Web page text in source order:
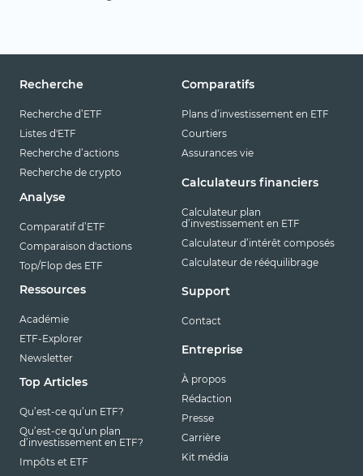
Recherche
Recherche d’ETF
Listes d'ETF
Recherche d’actions
Recherche de crypto
Analyse
Comparatif d’ETF
Comparaison d'actions
Top/Flop des ETF
Ressources
Académie
ETF-Explorer
Newsletter
Top Articles
Qu’est-ce qu’un ETF?
Qu’est-ce qu’un plan
d’investissement en ETF?
Impôts et ETF
Comparatifs
Plans d’investissement en ETF
Courtiers
Assurances vie
Calculateurs financiers
Calculateur plan
d’investissement en ETF
Calculateur d’intérêt composés
Calculateur de rééquilibrage
Support
Contact
Entreprise
À propos
Rédaction
Presse
Carrière
Kit média